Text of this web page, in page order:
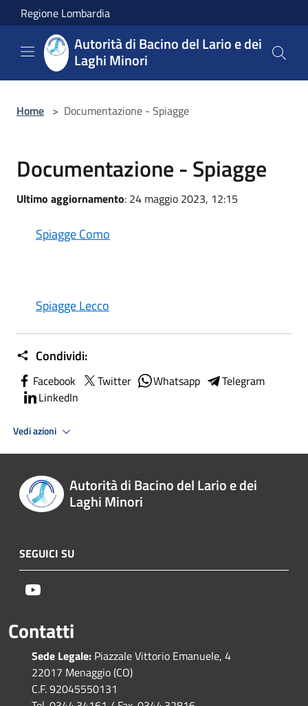
Salta al contenuto principale
Regione Lombardia
Autorità di Bacino del Lario e dei
Laghi Minori
Home > Documentazione - Spiagge
Documentazione - Spiagge
Ultimo aggiornamento: 24 maggio 2023, 12:15
Spiagge Como
Spiagge Lecco
Condividi:
Facebook Twitter Whatsapp
Telegram
LinkedIn
Vedi azioni
Autorità di Bacino del Lario e dei
Laghi Minori
SEGUICI SU
Contatti
Sede Legale: Piazzale Vittorio Emanuele, 4
22017 Menaggio (CO)
C.F. 92045550131